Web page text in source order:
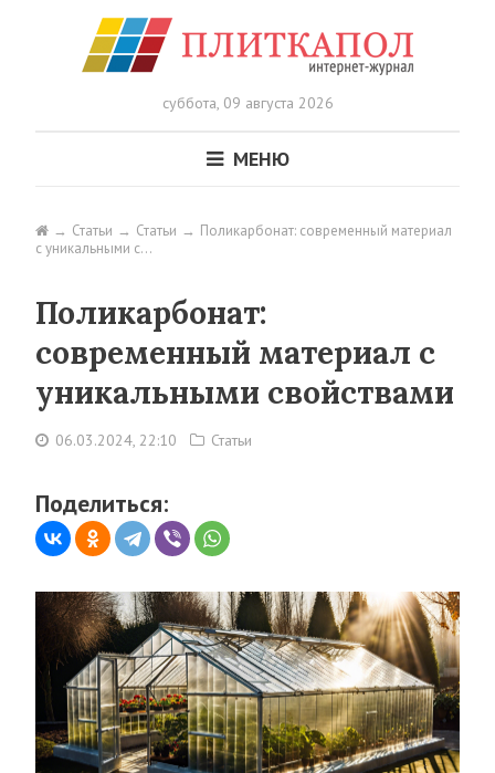
суббота,09 августа 2026
МЕНЮ
Статьи Статьи
Поликарбонат: современный материал
с уникальными с…
Поликарбонат:
современный материал с
уникальными свойствами
06.03.2024, 22:10 Статьи
Поделиться: